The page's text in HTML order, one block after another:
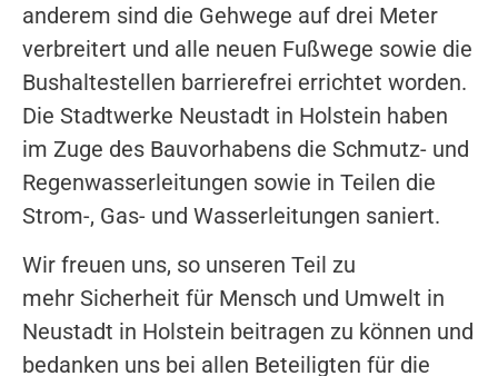
anderem sind die Gehwege auf drei Meter
verbreitert und alle neuen Fußwege sowie die
Bushaltestellen barrierefrei errichtet worden.
Die Stadtwerke Neustadt in Holstein haben
im Zuge des Bauvorhabens die Schmutz- und
Regenwasserleitungen sowie in Teilen die
Strom-, Gas- und Wasserleitungen saniert.
Wir freuen uns, so unseren Teil zu
mehr Sicherheit für Mensch und Umwelt in
Neustadt in Holstein beitragen zu können und
bedanken uns bei allen Beteiligten für die